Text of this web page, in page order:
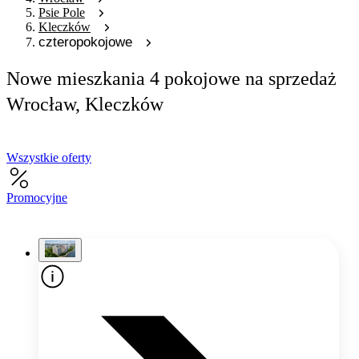
Psie Pole
Kleczków
czteropokojowe
Nowe mieszkania 4 pokojowe na sprzedaż
Wrocław, Kleczków
Wszystkie oferty
Promocyjne